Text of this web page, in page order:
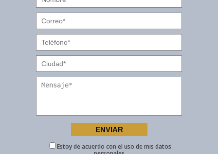
Estoy de acuerdo con el uso de mis datos